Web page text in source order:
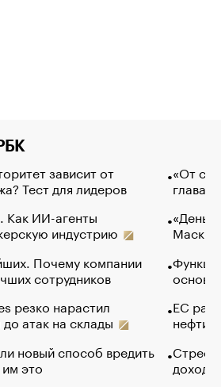
зависит от
Тест для лидеров
Как ИИ-агенты
индустрию
Почему компании
сотрудников
резко нарастил
атак на склады
новый способ вредить
это
«От
глава
Маск в
основ
ЕС
нефти